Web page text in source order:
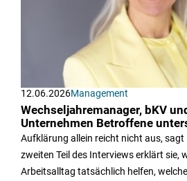
12.06.2026Management
Wechseljahremanager, bKV
Unternehmen Betroffene
Aufklärung allein reicht nicht aus,
zweiten Teil des Interviews erklärt sie,
Arbeitsalltag tatsächlich helfen,